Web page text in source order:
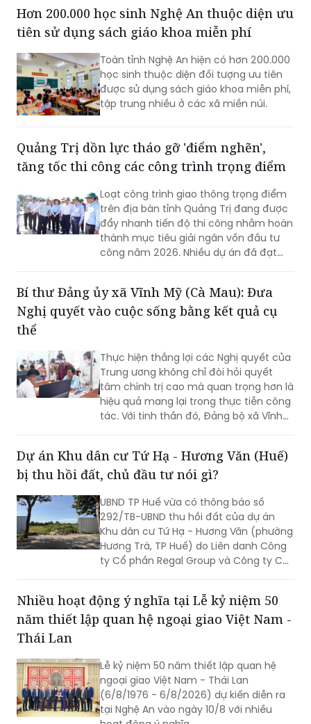
Hơn 200.000 học sinh Nghệ An thuộc diện ưu
tiên sử dụng sách giáo khoa miễn phí
Toàn tỉnh Nghệ An hiện có hơn 200.000
học sinh thuộc diện đối tượng ưu tiên
được sử dụng sách giáo khoa miễn phí,
tập trung nhiều ở các xã miền núi.
Quảng Trị dồn lực tháo gỡ 'điểm nghẽn',
tăng tốc thi công các công trình trọng điểm
Loạt công trình giao thông trọng điểm
trên địa bàn tỉnh Quảng Trị đang được
đẩy nhanh tiến độ thi công nhằm hoàn
thành mục tiêu giải ngân vốn đầu tư
công năm 2026. Nhiều dự án đã đạt
giải phóng mặt bằng vẫn là "nút thắt"
cần sớm tháo gỡ để bảo đảm tiến độ
Bí thư Đảng ủy xã Vĩnh Mỹ (Cà Mau): Đưa
Nghị quyết vào cuộc sống bằng kết quả cụ
thể
Thực hiện thắng lợi các Nghị quyết của
Trung ương không chỉ đòi hỏi quyết
tâm chính trị cao mà quan trọng hơn là
hiệu quả mang lại trong thực tiễn công
tác. Với tinh thần đó, Đảng bộ xã Vĩnh
đội ngũ cán bộ đủ phẩm chất, năng
lực, trách nhiệm, đưa các chủ trương
chuyển biến rõ nét trong phát triển kinh
tế - xã hội và nâng cao đời sống Nhân
dân.
Dự án Khu dân cư Tứ Hạ - Hương Văn (Huế)
bị thu hồi đất, chủ đầu tư nói gì?
UBND TP Huế vừa có thông báo số
292/TB-UBND thu hồi đất của dự án
Khu dân cư Tứ Hạ - Hương Văn (phường
Hương Trà, TP Huế) do Liên danh Công
ty Cổ phần Regal Group và Công ty Cổ
Nhiều hoạt động ý nghĩa tại Lễ kỷ niệm 50
năm thiết lập quan hệ ngoại giao Việt Nam -
Thái Lan
Lễ kỷ niệm 50 năm thiết lập quan hệ
ngoại giao Việt Nam - Thái Lan
(6/8/1976 - 6/8/2026) dự kiến diễn ra
tại Nghệ An vào ngày 10/8 với nhiều